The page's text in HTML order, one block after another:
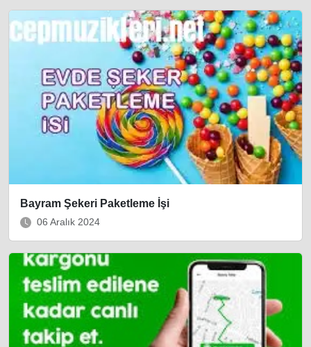
Bayram Şekeri Paketleme İşi
06 Aralık 2024